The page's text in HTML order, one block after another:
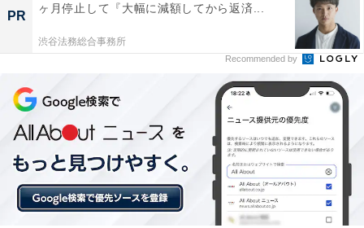
PR
ヶ月停止して『大幅に減額してから返済...
渋谷法務総合事務所
Recommended by